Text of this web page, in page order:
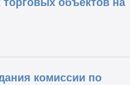
объектов на
комиссии по